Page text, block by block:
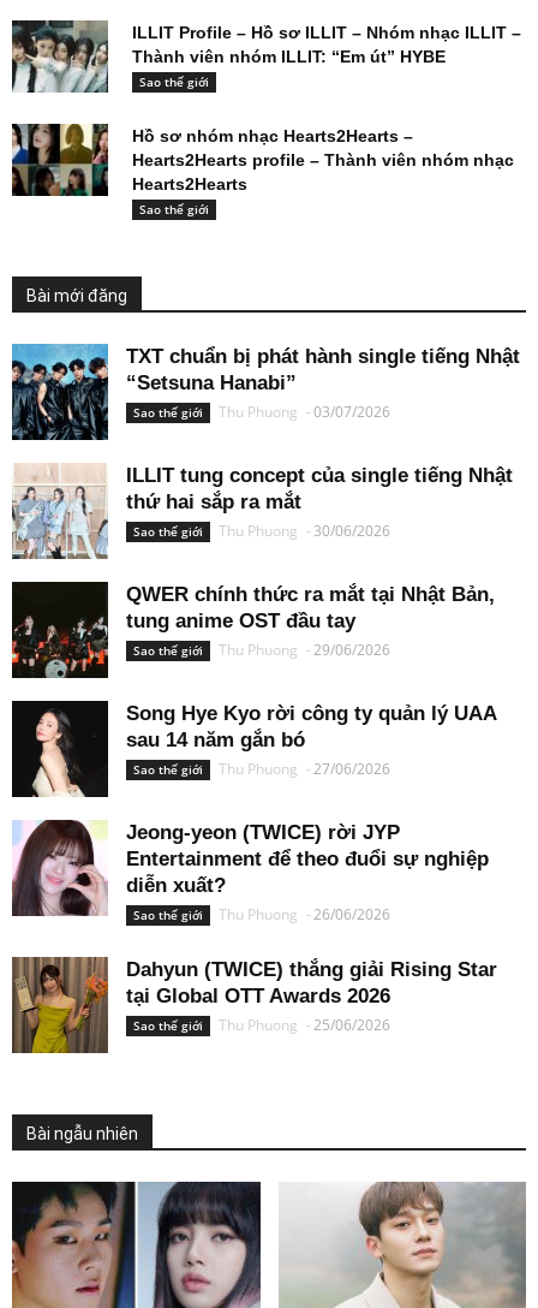
ILLIT Profile – Hồ sơ ILLIT – Nhóm nhạc ILLIT –
Thành viên nhóm ILLIT: “Em út” HYBE
Sao thế giới
Hồ sơ nhóm nhạc Hearts2Hearts –
Hearts2Hearts profile – Thành viên nhóm nhạc
Hearts2Hearts
Sao thế giới
Bài mới đăng
TXT chuẩn bị phát hành single tiếng Nhật
“Setsuna Hanabi”
Sao thế giới Thu Phuong -03/07/2026
ILLIT tung concept của single tiếng Nhật
thứ hai sắp ra mắt
Sao thế giới Thu Phuong - 30/06/2026
QWER chính thức ra mắt tại Nhật Bản,
tung anime OST đầu tay
Sao thế giới Thu Phuong -29/06/2026
Song Hye Kyo rời công ty quản lý UAA
sau 14 năm gắn bó
Sao thế giới Thu Phuong -27/06/2026
Jeong-yeon (TWICE) rời JYP
Entertainment để theo đuổi sự nghiệp
diễn xuất?
Sao thế giới Thu Phuong -26/06/2026
Dahyun (TWICE) thắng giải Rising Star
tại Global OTT Awards 2026
Sao thế giới Thu Phuong -25/06/2026
Bài ngẫu nhiên